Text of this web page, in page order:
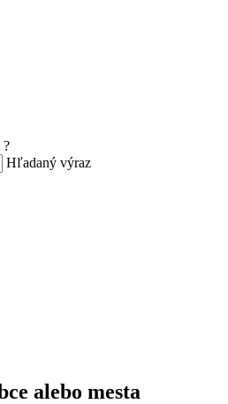
?
Hľadaný výraz
alebo mesta